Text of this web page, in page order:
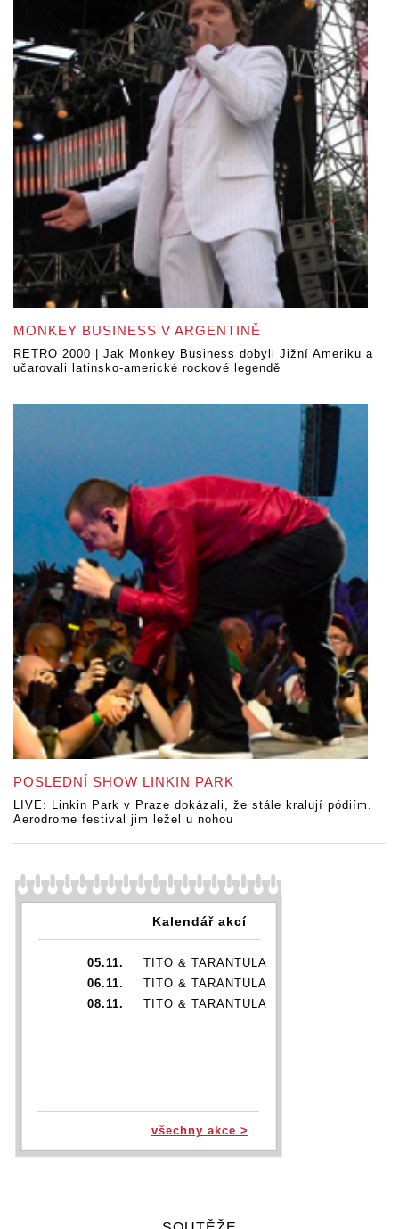
MONKEY BUSINESS V ARGENTINĚ
RETRO 2000 | Jak Monkey Business dobyli Jižní Ameriku a
učarovali latinsko-americké rockové legendě
POSLEDNÍ SHOW LINKIN PARK
LIVE: Linkin Park v Praze dokázali, že stále kralují pódiím.
Aerodrome festival jim ležel u nohou
Kalendář akcí
05.11.
TITO & TARANTULA
06.11.
TITO & TARANTULA
08.11.
TITO & TARANTULA
všechny akce >